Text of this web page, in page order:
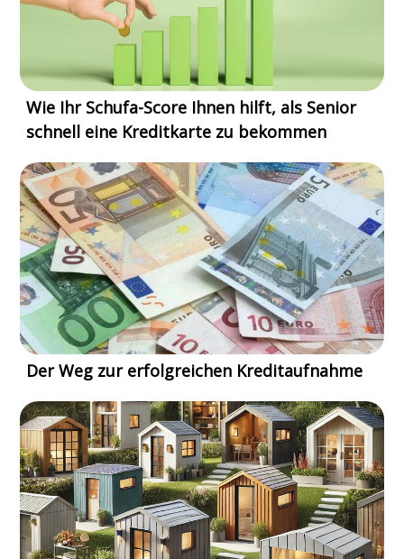
Wie Ihr Schufa-Score Ihnen hilft, als Senior
schnell eine Kreditkarte zu bekommen
Der Weg zur erfolgreichen Kreditaufnahme